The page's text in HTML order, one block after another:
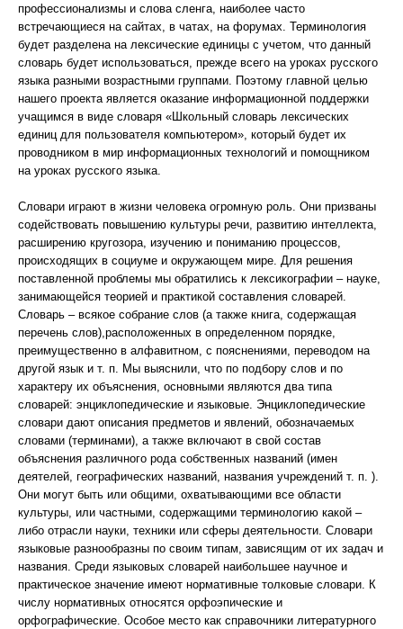
профессионализмы и слова сленга, наиболее часто
встречающиеся на сайтах, в чатах, на форумах. Терминология
будет разделена на лексические единицы с учетом, что данный
словарь будет использоваться, прежде всего на уроках русского
языка разными возрастными группами. Поэтому главной целью
нашего проекта является оказание информационной поддержки
учащимся в виде словаря «Школьный словарь лексических
единиц для пользователя компьютером», который будет их
проводником в мир информационных технологий и помощником
на уроках русского языка.
Словари играют в жизни человека огромную роль. Они призваны
содействовать повышению культуры речи, развитию интеллекта,
расширению кругозора, изучению и пониманию процессов,
происходящих в социуме и окружающем мире. Для решения
поставленной проблемы мы обратились к лексикографии – науке,
занимающейся теорией и практикой составления словарей.
Словарь – всякое собрание слов (а также книга, содержащая
перечень слов),расположенных в определенном порядке,
преимущественно в алфавитном, с пояснениями, переводом на
другой язык и т. п. Мы выяснили, что по подбору слов и по
характеру их объяснения, основными являются два типа
словарей: энциклопедические и языковые. Энциклопедические
словари дают описания предметов и явлений, обозначаемых
словами (терминами), а также включают в свой состав
объяснения различного рода собственных названий (имен
деятелей, географических названий, названия учреждений т. п. ).
Они могут быть или общими, охватывающими все области
культуры, или частными, содержащими терминологию какой –
либо отрасли науки, техники или сферы деятельности. Словари
языковые разнообразны по своим типам, зависящим от их задач и
названия. Среди языковых словарей наибольшее научное и
практическое значение имеют нормативные толковые словари. К
числу нормативных относятся орфоэпические и
орфографические. Особое место как справочники литературного